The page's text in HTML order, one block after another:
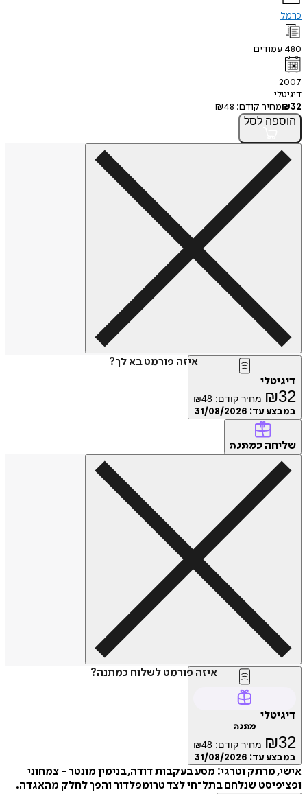
כרמל
480 עמודים
2007
דיגיטלי
₪32 מחיר קודם: ₪48
הוספה לסל
איזה פורמט בא לך?
דיגיטלי
₪32 מחיר קודם: ₪48
במבצע עד: 31/08/2026
שליחה כמתנה
איזה פורמט לשלוח כמתנה?
דיגיטלי
מתנה
₪32 מחיר קודם: ₪48
במבצע עד: 31/08/2026
אישי, מרתק וטרגי: מסע בעקבות דודהּ, בנימין מונטר - צמחוני
ופציפיסט שנלחם בתל־חי לצד טרומפלדור והפך לחלק מהאגדה.